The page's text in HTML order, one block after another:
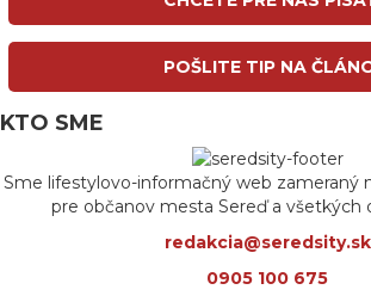
POŠLITE TIP NA
KTO SME
Sme lifestylovo-informačný web zameraný
pre občanov mesta Sereď a všetkých
redakcia@seredsity.sk
0905 100 675